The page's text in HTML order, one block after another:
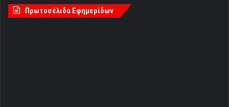
Πρωτοσέλιδα Εφημερίδων